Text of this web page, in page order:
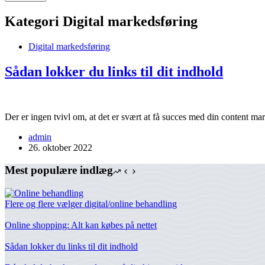
Kategori Digital markedsføring
Digital markedsføring
Sådan lokker du links til dit indhold
Der er ingen tvivl om, at det er svært at få succes med din content
admin
26. oktober 2022
Mest populære indlæg
Flere og flere vælger digital/online behandling
Online shopping: Alt kan købes på nettet
Sådan lokker du links til dit indhold